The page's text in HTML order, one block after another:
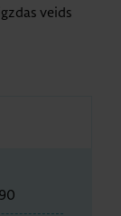
veids